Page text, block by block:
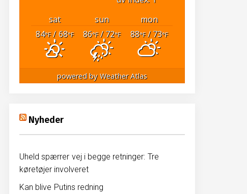
sat
sun
mon
84°F/ 68°F 86°F/ 72°F 88°F/ 73°F
powered by Weather Atlas
Nyheder
Uheld spærrer vej i begge retninger: Tre
køretøjer involveret
Kan blive Putins redning